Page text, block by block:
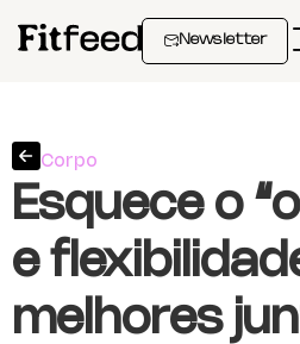
Newsletter
Corpo
Esquece o
e
melhores